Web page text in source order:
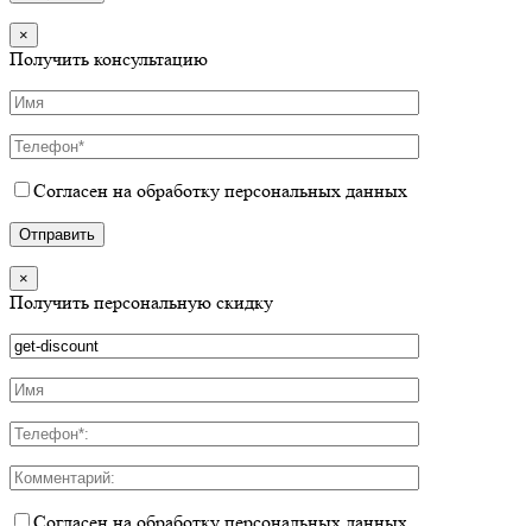
×
Получить консультацию
Согласен на обработку персональных данных
×
Получить персональную скидку
Согласен на обработку персональных данных